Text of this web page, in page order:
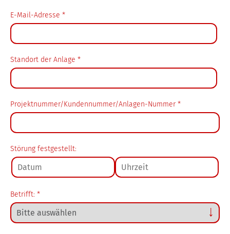
E-Mail-Adresse *
Standort der Anlage *
Projektnummer/Kundennummer/Anlagen-Nummer *
Störung festgestellt:
Roboter
*
Betrifft: *